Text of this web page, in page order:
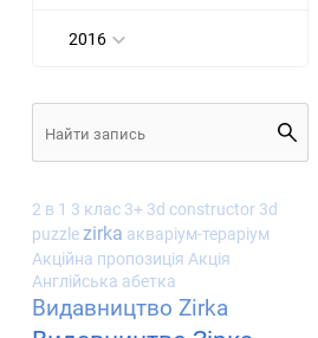
2016
2 в 1 3 клас 3+ 3d constructor 3d
puzzlezirka акваріум-тераріум
Акційна пропозиція Акція
Англійська абетка
Видавництво Zirka